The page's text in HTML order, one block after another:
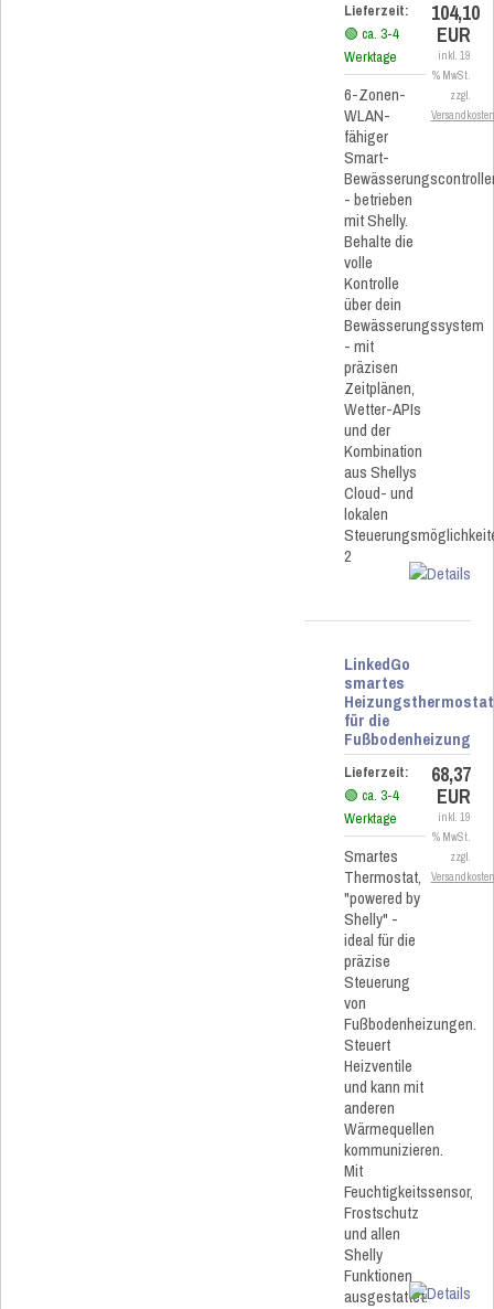
Lieferzeit:
🟢 ca. 3-4
Werktage
6-Zonen-
WLAN-
fähiger
Smart-
- betrieben
mit Shelly.
Behalte die
volle
Kontrolle
über dein
Bewässerungssystem
- mit
präzisen
Zeitplänen,
Wetter-APIs
und der
Kombination
aus Shellys
Cloud- und
lokalen
2
104,10
EUR
inkl. 19
% MwSt.
zzgl.
Versandkosten
LinkedGo
smartes
Heizungsthermostat
für die
Fußbodenheizung
Lieferzeit:
🟢 ca. 3-4
Werktage
Smartes
Thermostat,
"powered by
Shelly" -
ideal für die
präzise
Steuerung
von
Fußbodenheizungen.
Steuert
Heizventile
und kann mit
anderen
Wärmequellen
kommunizieren.
Mit
Feuchtigkeitssensor,
Frostschutz
und allen
Shelly
Funktionen
ausgestattet.
68,37
EUR
inkl. 19
% MwSt.
zzgl.
Versandkosten